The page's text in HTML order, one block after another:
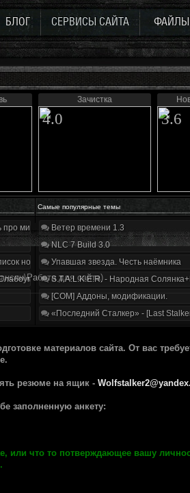
БЛОГ СЕРВИСЫ САЙТА ФАЙЛЫ
Зачистка
4.0 3.6
Самые популярные темы
про мир, геймплей и сюжет | Разбор трейлера
нововведений
и отвага
Ветер времени 1.3
NLC 7 Build 3.0
Упавшая звезда. Честь наёмника
S.T.A.L.K.E.R. - Народная
[COM] Аддоны, модификации.
«Последний Сталкер» - [Last
для сайта)
материалов сайта. От вас
резюме на ящик -
заполненную анкету:
или что то потверждающее вашу